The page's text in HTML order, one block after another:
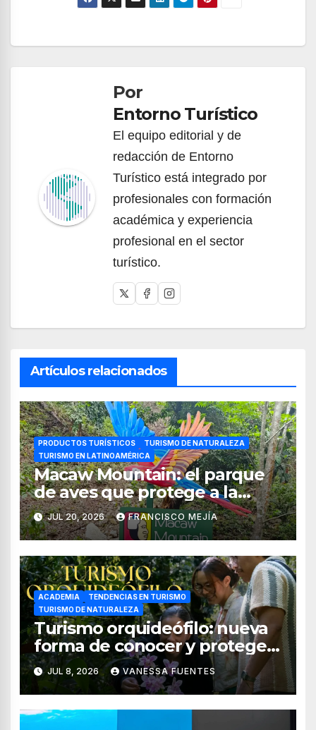
Navegación
entradasPor
Entorno Turístico
El equipo editorial y de
redacción de Entorno
Turístico está integrado por
profesionales con formación
académica y experiencia
profesional en el sector
turístico.
Artículos relacionados
PRODUCTOS TURÍSTICOS
TURISMO DE NATURALEZA
TURISMO EN LATINOAMÉRICA
Macaw Mountain: el parque
de aves que protege a la
guacamaya roja en Honduras
JUL 20, 2026 FRANCISCO MEJÍA
ACADEMIA
TENDENCIAS EN TURISMO
TURISMO DE NATURALEZA
Turismo orquideófilo: nueva
forma de conocer y proteger
las orquídeas de México
JUL 8, 2026 VANESSA FUENTES